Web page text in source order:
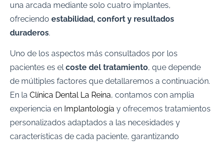
una arcada mediante solo cuatro implantes,
ofreciendo estabilidad, confort y resultados
duraderos.
Uno de los aspectos más consultados por los
pacientes es elcoste del tratamiento, que depende
de múltiples factores que detallaremos a continuación.
En la Clínica Dental La Reina, contamos con amplia
experiencia en Implantología y ofrecemos tratamientos
personalizados adaptados a las necesidades y
características de cada paciente, garantizando